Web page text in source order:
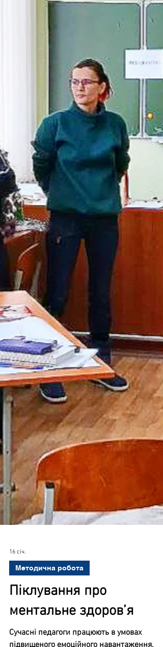
граматичні вправи, а цілий світ
«English is Your Passport to the World».
Головна мета — мотивувати, заохотити,
викликати інтерес у здобувачів освіти до
вивчення англійської мови. Розпочався
тиждень із відкриття яскравого «Дерева
передбачень», де кожен учень міг обрати